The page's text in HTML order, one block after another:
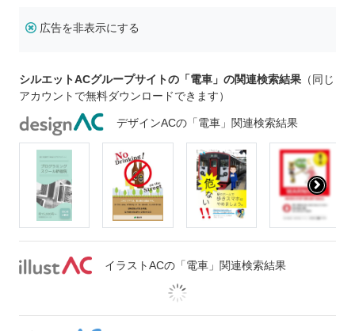
広告を非表示にする
シルエットACグループサイトの「電車」の関連検索結果 （同じ
アカウントで無料ダウンロードできます）
デザインACの「電車」関連検索結果
イラストACの「電車」関連検索結果